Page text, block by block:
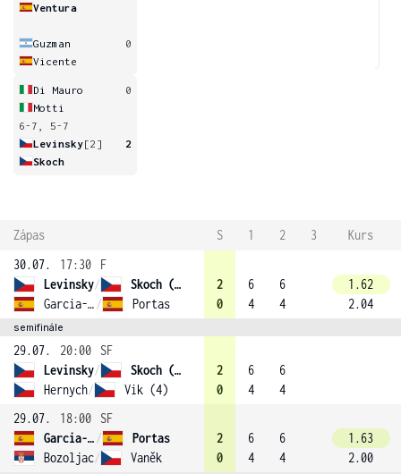
Ventura
Guzman
0
Vicente
Di Mauro
0
Motti
6-7, 5-7
Levinsky[2]
2
Skoch
Zápas S 1 2 3
Kurs
30.07.
17:30
F
Levinsky/
Skoch (2)
Garcia-Lopez / Portas
2
0
6
4
6
4
1.62
2.04
semifinále
29.07. 20:00
SF
Levinsky/
Skoch (2)
Hernych/ Vik (4)
2
0
6
4
6
4
29.07.
18:00
SF
Garcia-Lopez /
Portas
Bozoljac/ Vaněk
2
0
6
4
6
4
1.63
2.00